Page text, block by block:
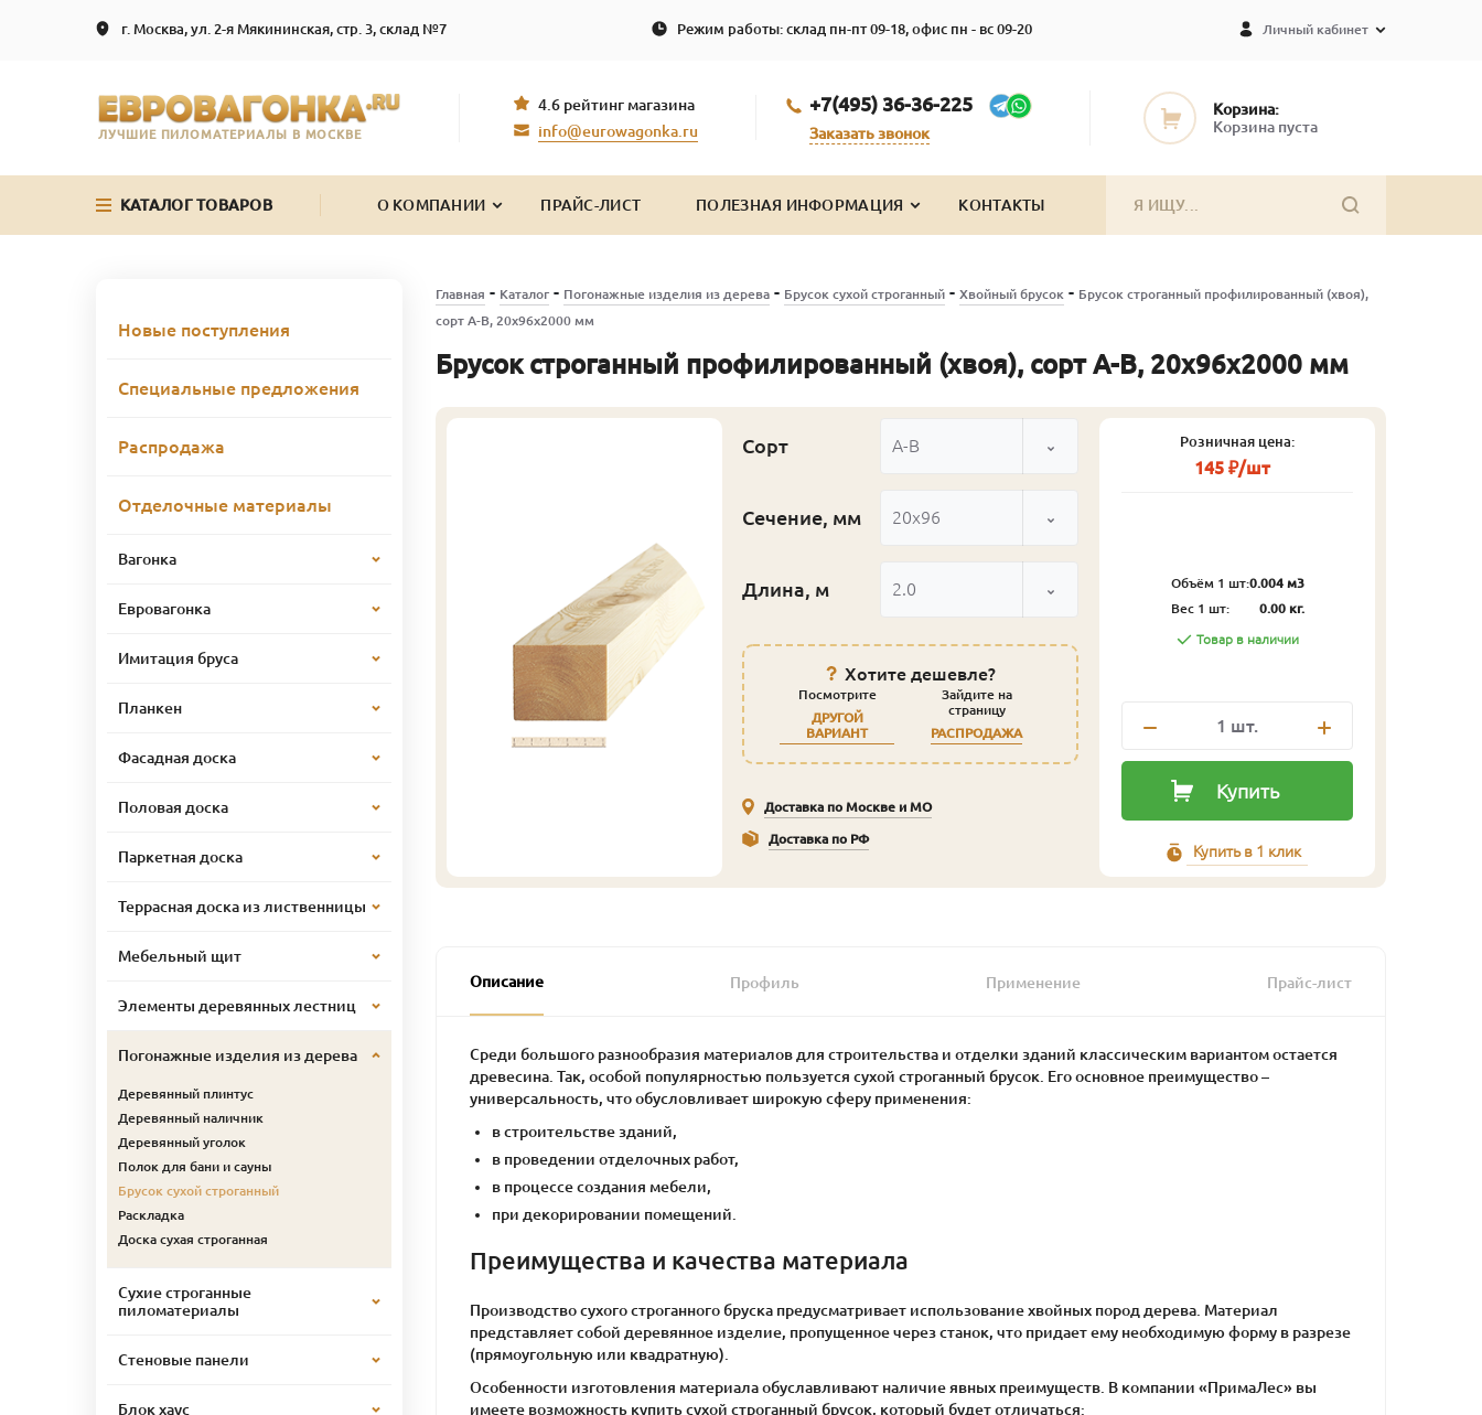
г. Москва, ул. 2-я Мякининская, стр. 3, склад №7 Режим работы: склад пн-пт 09-18, офис пн - вс 09-20 Личный кабинет
ЛУЧШИЕ ПИЛОМАТЕРИАЛЫ В МОСКВЕ
4.6 рейтинг магазина
info@eurowagonka.ru
+7(495) 36-36-225
Заказать звонок
Корзина:
Корзина пуста
КАТАЛОГ ТОВАРОВ О КОМПАНИИ ПРАЙС-ЛИСТ ПОЛЕЗНАЯ ИНФОРМАЦИЯ КОНТАКТЫ
Главная - Каталог- Погонажные изделия из дерева- Брусок сухой строганный- Хвойный брусок - Брусок строганный профилированный (хвоя),
сорт А-В, 20х96х2000 мм
Брусок строганный профилированный (хвоя), сорт А-В, 20х96х2000 мм
Сорт А-В
Сечение, мм 20x96
Длина, м 2.0
Хотите дешевле?
Посмотрите
ДРУГОЙ
ВАРИАНТ
Зайдите на
страницу
РАСПРОДАЖА
Доставка по Москве и МО
Доставка по РФ
Розничная цена:
145 ₽/шт
Объём 1 шт:0.004 м3
Вес 1 шт:
0.00 кг.
Товар в наличии
1 шт.
Купить
Купить в 1 клик
Описание Профиль Применение Прайс-лист
Среди большого разнообразия материалов для строительства и отделки зданий классическим вариантом остается
древесина. Так, особой популярностью пользуется сухой строганный брусок. Его основное преимущество –
универсальность, что обусловливает широкую сферу применения:
в строительстве зданий,
в проведении отделочных работ,
в процессе создания мебели,
при декорировании помещений.
Преимущества и качества материала
Производство сухого строганного бруска предусматривает использование хвойных пород дерева. Материал
представляет собой деревянное изделие, пропущенное через станок, что придает ему необходимую форму в разрезе
(прямоугольную или квадратную).
Особенности изготовления материала обуславливают наличие явных преимуществ. В компании «ПримаЛес» вы
имеете возможность купить сухой строганный брусок, который будет отличаться:
Новые поступления
Специальные предложения
Распродажа
Отделочные материалы
Вагонка
Евровагонка
Имитация бруса
Планкен
Фасадная доска
Половая доска
Паркетная доска
Террасная доска из лиственницы
Мебельный щит
Элементы деревянных лестниц
Погонажные изделия из дерева
Деревянный плинтус
Деревянный наличник
Деревянный уголок
Полок для бани и сауны
Брусок сухой строганный
Раскладка
Доска сухая строганная
Сухие строганные
пиломатериалы
Стеновые панели
Блок хаус